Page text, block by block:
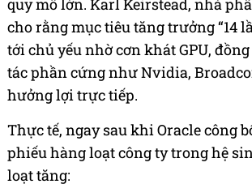
quy mô lớn. Karl Keirstead, nhà
cho rằng mục tiêu tăng trưởng “14
tới chủ yếu nhờ cơn khát GPU,
tác phần cứng như Nvidia,
hưởng lợi trực tiếp.
Thực tế, ngay sau khi Oracle công
phiếu hàng loạt công ty trong hệ
loạt tăng: